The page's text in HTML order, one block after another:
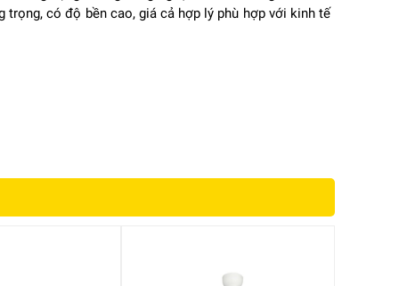
có độ bền cao, giá cả hợp lý phù hợp với kinh tế